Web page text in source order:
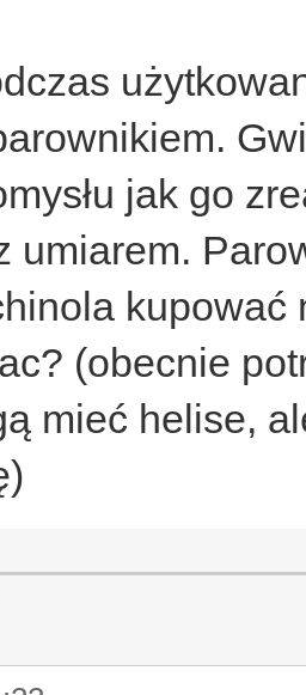
jak go
umiarem.
kupować
(obecnie
mieć helise,